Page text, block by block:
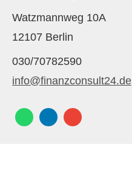
Watzmannweg 10A
12107 Berlin
030/70782590
info@finanzconsult24.de